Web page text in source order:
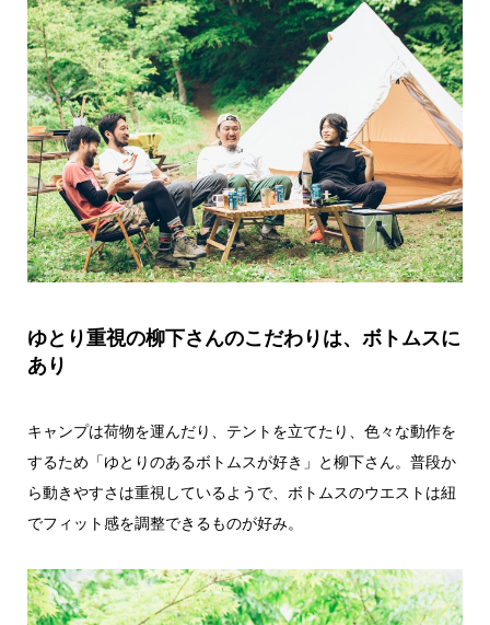
ゆとり重視の柳下さんのこだわりは、ボトムスに
あり
キャンプは荷物を運んだり、テントを立てたり、色々な動作を
するため「ゆとりのあるボトムスが好き」と柳下さん。普段か
ら動きやすさは重視しているようで、ボトムスのウエストは紐
でフィット感を調整できるものが好み。